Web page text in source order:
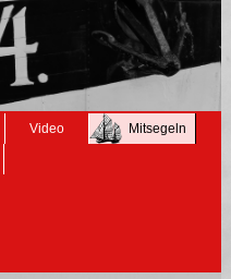
Video
Mitsegeln